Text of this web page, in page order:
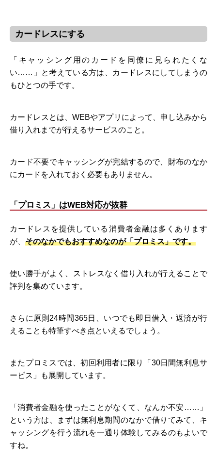
カードレスにする
「キャッシング用のカードを同僚に見られたくな
い……」と考えている方は、カードレスにしてしまうの
もひとつの手です。
カードレスとは、WEBやアプリによって、申し込みから
借り入れまでが行えるサービスのこと。
カード不要でキャッシングが完結するので、財布のなか
にカードを入れておく必要もありません。
「プロミス」はWEB対応が抜群
カードレスを提供している消費者金融は多くあります
が、 そのなかでもおすすめなのが「プロミス」です。
使い勝手がよく、ストレスなく借り入れが行えることで
評判を集めています。
さらに原則24時間365日、いつでも即日借入・返済が行
えることも特筆すべき点といえるでしょう。
またプロミスでは、初回利用者に限り「30日間無利息サ
ービス」も展開しています。
「消費者金融を使ったことがなくて、なんか不安……」
という方は、まずは無利息期間のなかで借りてみて、キ
ャッシングを行う流れを一通り体験してみるのもよいで
すね。